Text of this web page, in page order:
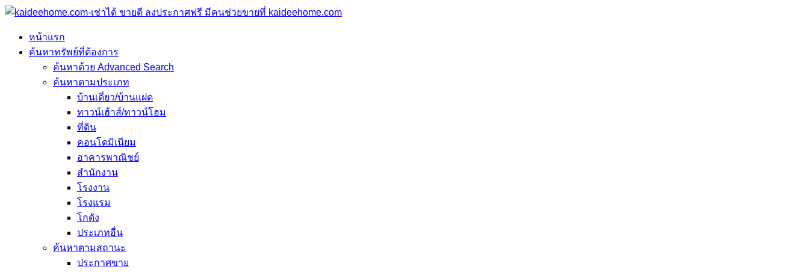
หน้าแรก
ค้นหาทรัพย์ที่ต้องการ
ค้นหาด้วย Advanced Search
ค้นหาตามประเภท
บ้านเดี่ยว/บ้านแฝด
ทาวน์เฮ้าส์/ทาวน์โฮม
ที่ดิน
คอนโดมิเนียม
อาคารพาณิชย์
สำนักงาน
โรงงาน
โรงแรม
โกดัง
ประเภทอื่น
ค้นหาตามสถานะ
ประกาศขาย